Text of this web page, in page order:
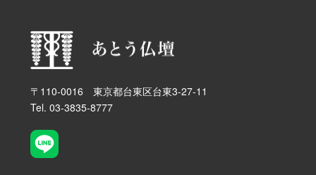
〒110-0016 東京都台東区台東3-27-11
Tel. 03-3835-8777